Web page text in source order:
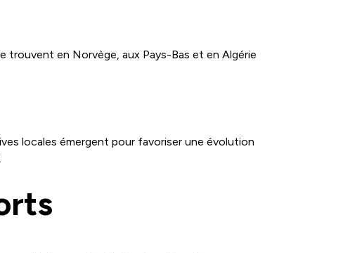
trouvent en Norvège, aux Pays-Bas et en Algérie
locales émergent pour favoriser une évolution